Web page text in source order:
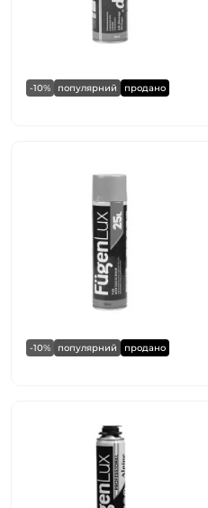
-10% популярний продано
-10% популярний продано